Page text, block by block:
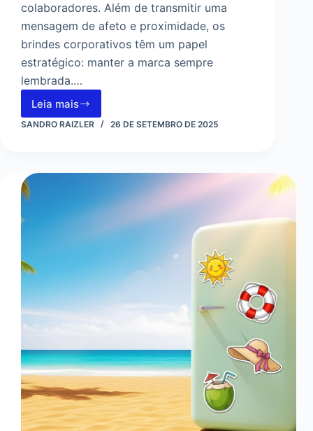
colaboradores. Além de transmitir uma
mensagem de afeto e proximidade, os
brindes corporativos têm um papel
estratégico: manter a marca sempre
lembrada.…
Leia mais
Ímãs
Personalizados
Brinde
SANDRO RAIZLER 26 DE SETEMBRO DE 2025